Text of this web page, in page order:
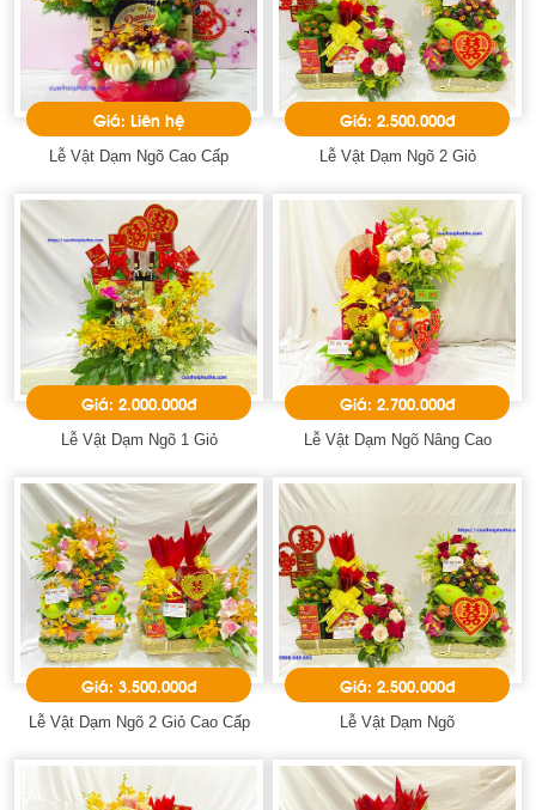
Giá: Liên hệ
Lễ Vật Dạm Ngõ Cao Cấp
Giá: 2.500.000đ
Lễ Vật Dạm Ngõ 2 Giỏ
Giá: 2.000.000đ
Lễ Vật Dạm Ngõ 1 Giỏ
Giá: 2.700.000đ
Lễ Vật Dạm Ngõ Nâng Cao
Giá: 3.500.000đ
Lễ Vật Dạm Ngõ 2 Giỏ Cao Cấp
Giá: 2.500.000đ
Lễ Vật Dạm Ngõ